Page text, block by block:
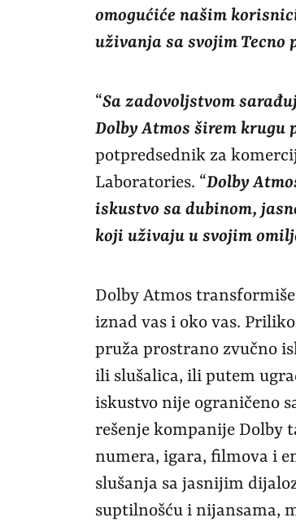
omogućiće našim
uživanja sa svojim Tecno
“Sa zadovoljstvom
Dolby Atmos širem krugu
potpredsednik za
Laboratories. “Dolby
iskustvo sa dubinom,
koji uživaju u svojim
Dolby Atmos
iznad vas i oko vas.
pruža prostrano zvučno
ili slušalica, ili putem
iskustvo nije ograničeno
rešenje kompanije Dolby
numera, igara, filmova i
slušanja sa jasnijim
suptilnošću i nijansama,